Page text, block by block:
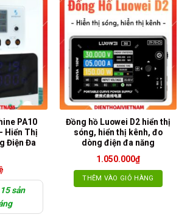
PA10
Hiển Thị
Điện Đa
sản
Đồng hồ Luowei D2 hiển thị
sóng, hiển thị kênh, đo
dòng điện đa năng
1.050.000₫
THÊM VÀO GIỎ HÀNG